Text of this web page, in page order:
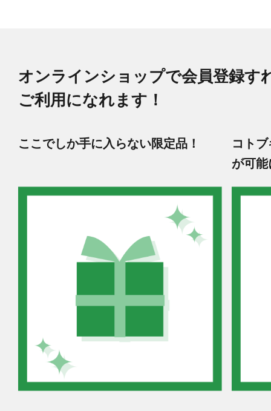
オンラインショップで会員登録す
ご利用になれます！
ここでしか手に入らない限定品！
コト
が可能